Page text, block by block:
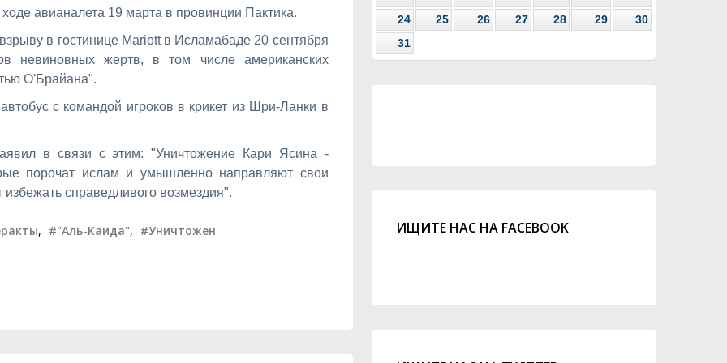
авианалета 19 марта в провинции Пактика.
в гостинице Mariott в Исламабаде 20 сентября
невиновных жертв, в том числе американских
О'Брайана".
с командой игроков в крикет из Шри-Ланки в
в связи с этим: "Уничтожение Кари Ясина -
порочат ислам и умышленно направляют свои
справедливого возмездия".
, #"Аль-Каида", #Уничтожен
24
25 26 27 28 29
30
31
ИЩИТЕ НАС НА FACEBOOK